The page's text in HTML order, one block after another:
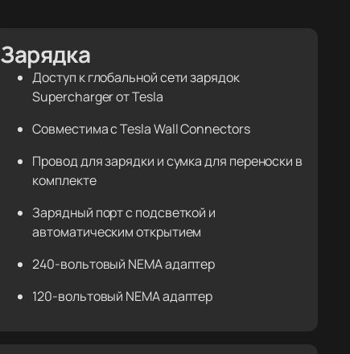
Зарядка
Доступ к глобальной сети зарядок
Supercharger от Tesla
Совместима с Tesla Wall Connectors
Провод для зарядки и сумка для переноски в
комплекте
Зарядный порт с подсветкой и
автоматическим открытием
240-вольтовый NEMA адаптер
120-вольтовый NEMA адаптер